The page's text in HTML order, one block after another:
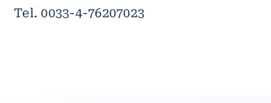
Tel. 0033-4-76207023